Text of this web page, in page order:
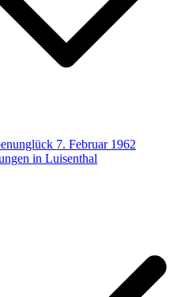
7. Februar 1962
in Luisenthal